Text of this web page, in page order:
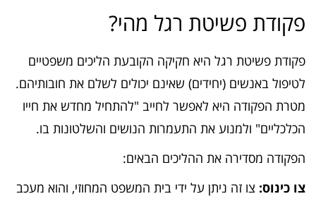
פקודת פשיטת רגל מהי?
פקודת פשיטת רגל היא חקיקה הקובעת הליכים משפטיים
לטיפול באנשים (יחידים) שאינם יכולים לשלם את חובותיהם.
מטרת הפקודה היא לאפשר לחייב "להתחיל מחדש את חייו
הכלכליים" ולמנוע את התעמרות הנושים והשלטונות בו.
הפקודה מסדירה את ההליכים הבאים:
צו כינוס: צו זה ניתן על ידי בית המשפט המחוזי, והוא מעכב